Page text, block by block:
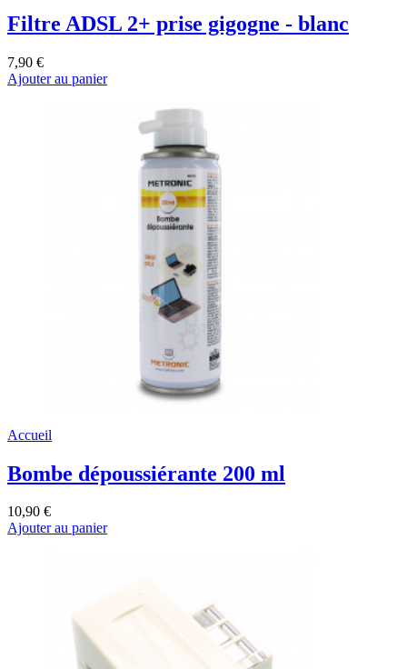
Filtre ADSL 2+ prise gigogne - blanc
7,90 €
Ajouter au panier
Accueil
Bombe dépoussiérante 200 ml
10,90 €
Ajouter au panier